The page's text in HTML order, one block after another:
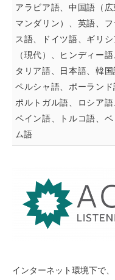
アラビア語、中国語（広
マンダリン）、英語、フ
ス語、ドイツ語、ギリ
（現代）、ヒンディー語
タリア語、日本語、韓国
ペルシャ語、ポーランド
ポルトガル語、ロシア語
ペイン語、トルコ語、ベ
ム語
インターネット環境下で